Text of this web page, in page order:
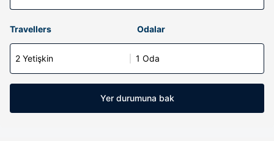
Travellers Odalar
2 Yetişkin 1 Oda
Yer durumuna bak